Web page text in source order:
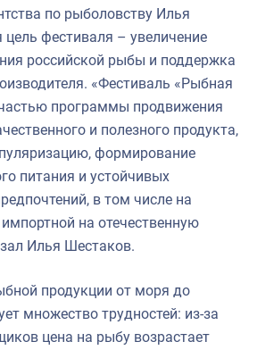
по рыболовству Илья
цель фестиваля – увеличение
российской рыбы и поддержка
«Фестиваль «Рыбная
программы продвижения
и полезного продукта,
формирование
питания и устойчивых
в том числе на
на отечественную
Илья Шестаков.
продукции от моря до
множество трудностей: из-за
цена на рыбу возрастает